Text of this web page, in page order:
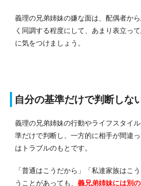
義理の兄弟姉妹の嫌な面は、配偶者か
く同調する程度にして、あまり表立っ
に気をつけましょう。
自分の基準だけで判断しな
義理の兄弟姉妹の行動やライフスタイ
準だけで判断し、一方的に相手が間違
はトラブルのもとです。
「普通はこうだから」「私達家族はこ
うことがあっても、 義兄弟姉妹には別